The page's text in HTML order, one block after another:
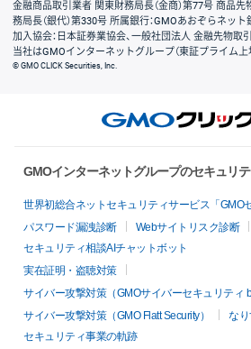
金融商品取引業者 関東財務局長（金商）第77号 商品
務局長（銀代）第330号 所属銀行：GMOあおぞらネッ
加入協会：日本証券業協会、一般社団法人 金融先物取
当社はGMOインターネットグループ（東証プライム上
© GMO CLICK Securities, Inc.
GMOインターネットグループのセキュリ
世界初総合ネットセキュリティサービス「GMO
パスワード漏洩診断
Webサイトリスク診断
セキュリティ相談AIチャットボット
実在証明・盗聴対策
サイバー攻撃対策（GMOサイバーセキュリティ
サイバー攻撃対策（GMO Flatt Security）
な
セキュリティ事業の軌跡